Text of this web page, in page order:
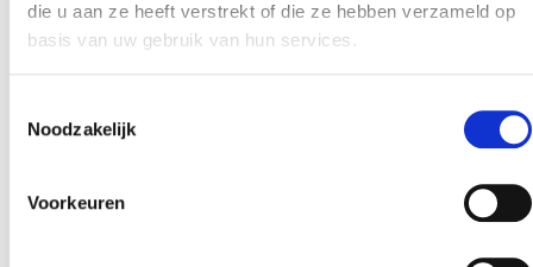
die u aan ze heeft verstrekt of die ze hebben verzameld op
basis van uw gebruik van hun services.
Noodzakelijk
Voorkeuren